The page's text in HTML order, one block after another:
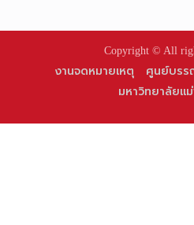
Copyright © All
งานจดหมายเหตุ
ศูนย์บรร
มหาวิทยาลัยแ